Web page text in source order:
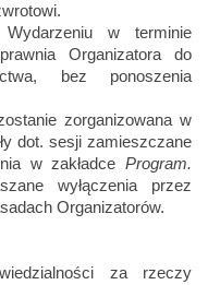
w terminie
Organizatora do
bez ponoszenia
zorganizowana w
dot. sesji zamieszczane
w zakładce Program.
wyłączenia przez
Organizatorów.
za rzeczy